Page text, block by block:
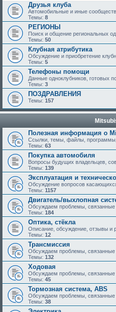
Друзья клуба
Автомобильные и иные
Темы: 8
РЕГИОНЫ
Поиск и общение региональных
Темы: 50
Клубная атрибутика
Обсуждение и приобретение
Темы: 5
Телефоны помощи
Данные одноклубников, готовых
Темы: 3
ПОЗДРАВЛЕНИЯ
Темы: 157
Полезная информация о
Ссылки, темы, файлы,
Темы: 63
Покупка автомобиля
Вопросы будущих владельцев,
Темы: 139
Эксплуатация и
Обсуждение вопросов
Темы: 1157
Двигатель/выхлопная
Обсуждаем проблемы,
Темы: 184
Оптика, стёкла
Описание, обсуждение, отзывы и
Темы: 12
Трансмиссия
Обсуждаем проблемы,
Темы: 132
Ходовая
Обсуждаем проблемы, связанные
Темы: 45
Тормозная система, ABS
Обсуждаем проблемы, связанные
Темы: 38